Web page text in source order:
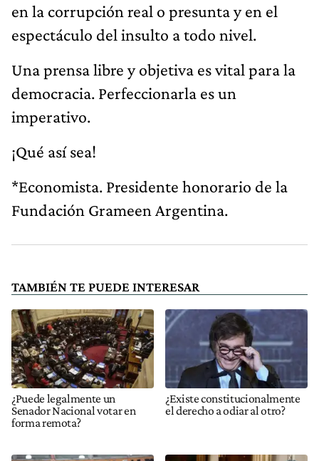
en la corrupción real o presunta y en el
espectáculo del insulto a todo nivel.
Una prensa libre y objetiva es vital para la
democracia. Perfeccionarla es un
imperativo.
¡Qué así sea!
*Economista. Presidente honorario de la
Fundación Grameen Argentina.
TAMBIÉN TE PUEDE INTERESAR
¿Puede legalmente un
Senador Nacional votar en
forma remota?
¿Existe constitucionalmente
el derecho a odiar al otro?